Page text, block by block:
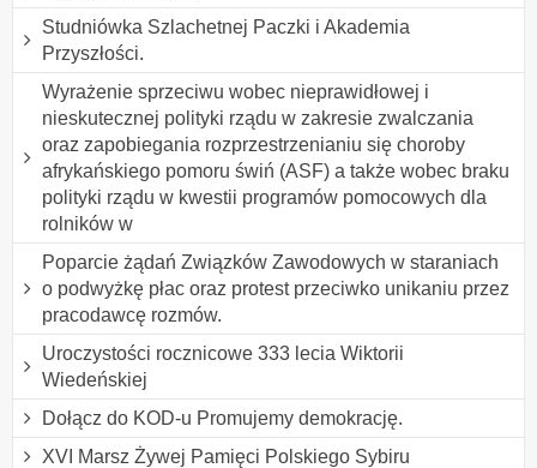
Studniówka Szlachetnej Paczki i Akademia
Przyszłości.
Wyrażenie sprzeciwu wobec nieprawidłowej i
nieskutecznej polityki rządu w zakresie zwalczania
oraz zapobiegania rozprzestrzenianiu się choroby
afrykańskiego pomoru świń (ASF) a także wobec braku
polityki rządu w kwestii programów pomocowych dla
rolników w
Poparcie żądań Związków Zawodowych w staraniach
o podwyżkę płac oraz protest przeciwko unikaniu przez
pracodawcę rozmów.
Uroczystości rocznicowe 333 lecia Wiktorii
Wiedeńskiej
Dołącz do KOD-u Promujemy demokrację.
XVI Marsz Żywej Pamięci Polskiego Sybiru